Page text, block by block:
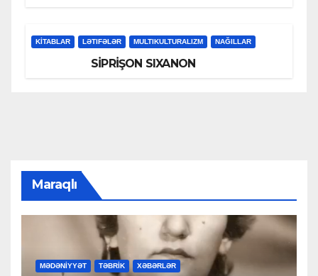
KİTABLAR LƏTIFƏLƏR MULTIKULTURALIZM NAĞILLAR
SİPRİŞON SIXANON
Maraqlı
MƏDƏNİYYƏT TƏBRİK XƏBƏRLƏR